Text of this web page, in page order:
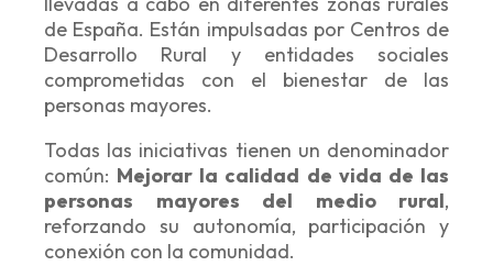
de España. Están impulsadas por Centros de
Desarrollo Rural y entidades sociales
comprometidas con el bienestar de las
personas mayores.
Todas las iniciativas tienen un denominador
común: Mejorar la calidad de vida de las
personas mayores del medio rural,
reforzando su autonomía, participación y
conexión con la comunidad.